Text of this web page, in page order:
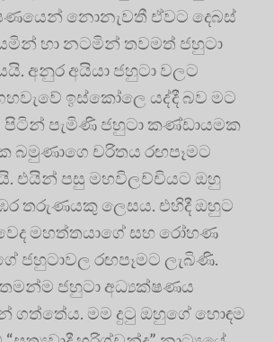
නොනැවතී ඒවට දෙබස්
හා නටමින් තවමත් ජහුටා
අනුර අයියා ජහුටා වලට
ඉස්කෝලෙ යද්දී බව මට
පිටින් පැමිණි ජහුටා කණ්ඩායමක
බමුණාගෙ චරිතය රඟපෑමට
එයින් පසු මහවිලච්චියට ඔහු
තරුණයකු ලෙසය. එහිදී ඔහුට
මහත්තයාගේ සහ රෝහණ
ජහුටාවල රඟපෑමට ලැබිණි.
ජහුටා අධ්‍යක්ෂණය
ගත්තේය. මම දුටු ඔහුගේ හොඳම